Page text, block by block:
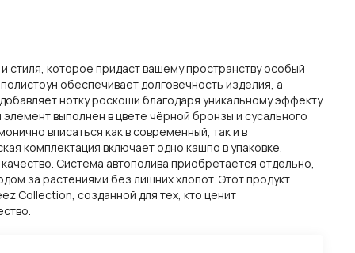
стиля, которое придаст вашему пространству особый
обеспечивает долговечность изделия, а
нотку роскоши благодаря уникальному эффекту
выполнен в цвете чёрной бронзы и сусального
вписаться как в современный, так и в
комплектация включает одно кашпо в упаковке,
Система автополива приобретается отдельно,
за растениями без лишних хлопот. Этот продукт
Collection, созданной для тех, кто ценит